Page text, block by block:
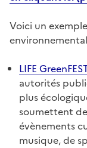
Voici un
LIFE
autorités
plus
soumettent
évènements
musique, de